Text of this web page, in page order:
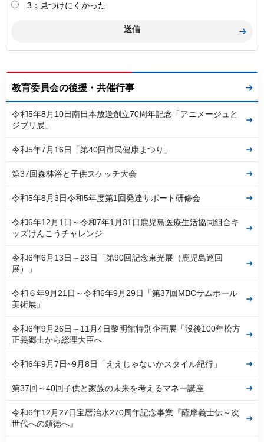
3：見つけにくかった
教育委員会の後援・共催行事
令和5年8月10日南日本放送創立70周年記念「アニメージュと
ジブリ展」
令和5年7月16日「第40回市民健康まつり」
第37回森林浴と子供スケッチ大会
令和5年8月3日令和5年度第1回発達サポート研修会
令和6年12月1日～令和7年1月31日鹿児島医療生活協同組合キ
ッズけんこうチャレンジ
令和6年6月13日～23日「第90回記念東光展（鹿児島巡回
展）」
令和６年9月21日～令和6年9月29日「第37回MBCサムホール
美術展」
令和6年9月26日～11月4日黎明館特別企画展「没後100年松方
正義郷士から総理大臣へ
令和6年9月7日~9月8日「ええじゃないかスタイル紀行」
第37回～40回子供と家族の未来を考えるマネー講座
令和6年12月27日宝暦治水270周年記念事業『薩摩義士伝～次
世代への頌徳へ』